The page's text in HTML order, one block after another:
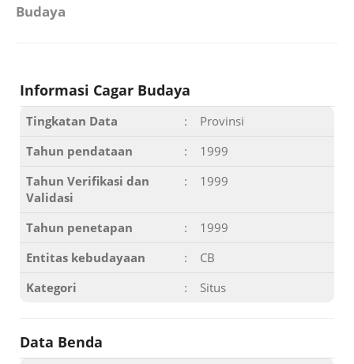
Budaya
Informasi Cagar Budaya
Tingkatan Data :
Provinsi
Tahun pendataan
:
1999
Tahun Verifikasi dan
Validasi
: 1999
Tahun penetapan :
1999
Entitas kebudayaan
:
CB
Kategori
: Situs
Data Benda